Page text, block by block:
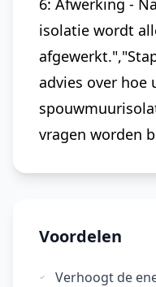
6: Afwerking -
isolatie wordt
advies over hoe
vragen worden
Voordelen
Verhoogt de